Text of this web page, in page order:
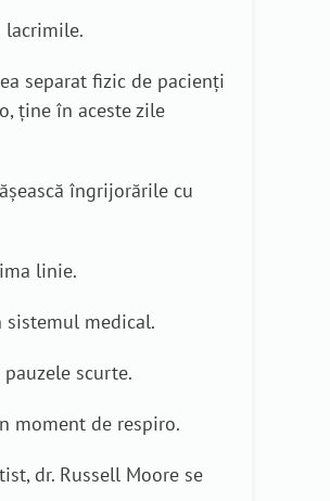
lacrimile.
separat fizic de pacienți
ține în aceste zile
îngrijorările cu
linie.
sistemul medical.
scurte.
moment de respiro.
dr. Russell Moore se